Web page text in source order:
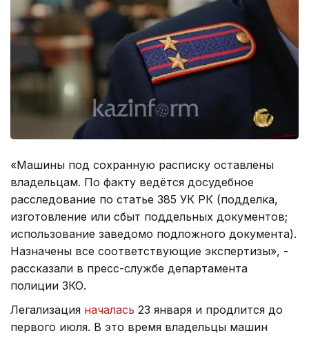
«Машины под сохранную расписку оставлены
владельцам. По факту ведётся досудебное
расследование по статье 385 УК РК (подделка,
изготовление или сбыт поддельных документов;
использование заведомо подложного документа).
Назначены все соответствующие экспертизы», -
рассказали в пресс-службе департамента
полиции ЗКО.
Легализация началась 23 января и продлится до
первого июля. В это время владельцы машин